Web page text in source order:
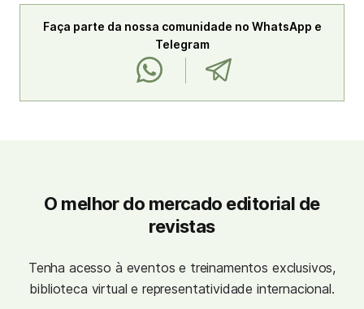
Faça parte da nossa comunidade no WhatsApp e
Telegram
O melhor do mercado editorial de
revistas
Tenha acesso à eventos e treinamentos exclusivos,
biblioteca virtual e representatividade internacional.